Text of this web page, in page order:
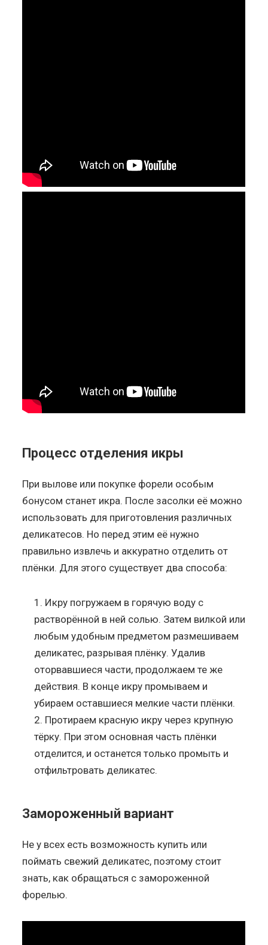
Процесс отделения икры
При вылове или покупке форели особым
бонусом станет икра. После засолки её можно
использовать для приготовления различных
деликатесов. Но перед этим её нужно
правильно извлечь и аккуратно отделить от
плёнки. Для этого существует два способа:
Икру погружаем в горячую воду с
растворённой в ней солью. Затем вилкой или
любым удобным предметом размешиваем
деликатес, разрывая плёнку. Удалив
оторвавшиеся части, продолжаем те же
действия. В конце икру промываем и
убираем оставшиеся мелкие части плёнки.
Протираем красную икру через крупную
тёрку. При этом основная часть плёнки
отделится, и останется только промыть и
отфильтровать деликатес.
Замороженный вариант
Не у всех есть возможность купить или
поймать свежий деликатес, поэтому стоит
знать, как обращаться с замороженной
форелью.